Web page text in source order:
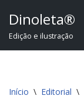
Pular
Dinoleta®
Edição e ilustração
Início \ Editorial \